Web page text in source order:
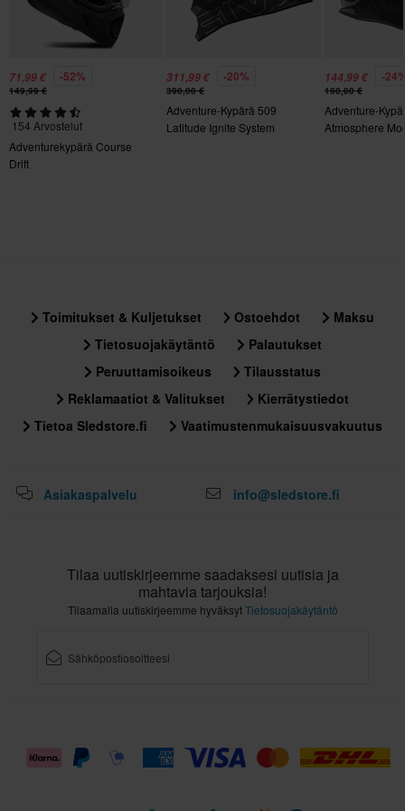
XXL
291 x 381 x 272 mm
XS
291 x 381 x 272 mm
71,99 € -52%
149,99 €
154 Arvostelut
Adventurekypärä Course
Drift
311,99 € -20%
390,00 €
Adventure-Kypärä 509
Latitude Ignite System
144,99 € -
190,00 €
Adventure-
Atmosphere
Toimitukset & Kuljetukset Ostoehdot
Maksu
Tietosuojakäytäntö
Palautukset
Peruuttamisoikeus
Tilausstatus
Reklamaatiot & Valitukset
Kierrätystiedot
Tietoa Sledstore.fi
Vaatimustenmukaisuusvakuutus
Asiakaspalvelu info@sledstore.fi
Tilaa uutiskirjeemme saadaksesi uutisia ja
mahtavia tarjouksia!
Tilaamalla uutiskirjeemme hyväksytTietosuojakäytäntö